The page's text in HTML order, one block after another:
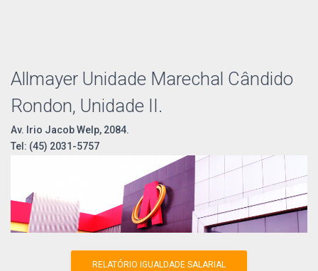
Allmayer Unidade Marechal Cândido
Rondon, Unidade II.
Av. Irio Jacob Welp, 2084.
Tel: (45) 2031-5757
RELATÓRIO IGUALDADE SALARIAL